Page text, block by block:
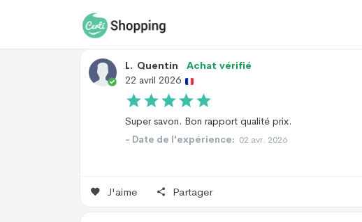
L. Quentin
Achat vérifié
22 avril 2026
Super savon. Bon rapport qualité prix.
- Date de l'expérience: 02 avr. 2026
J'aime Partager